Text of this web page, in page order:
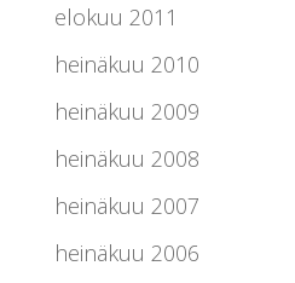
elokuu 2011
heinäkuu 2010
heinäkuu 2009
heinäkuu 2008
heinäkuu 2007
heinäkuu 2006